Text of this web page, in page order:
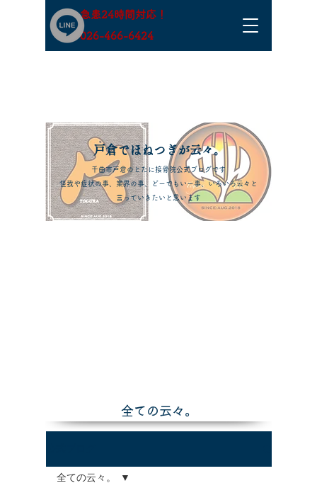
急患24時間対応！
​026-466-6424
​戸倉でほねつぎが云々。
千曲市戸倉のとたに接骨院公式ブログです
怪我や症状の事、業界の事、どーでもいー事、いろいろ云々と
言っていきたいと思います
全ての云々。
全ての云々。